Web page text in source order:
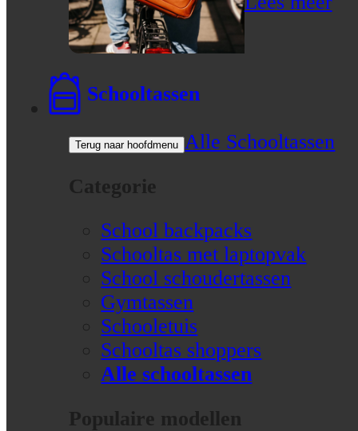
Schooltassen
Terug naar hoofdmenu Alle Schooltassen
Categorie
School backpacks
Schooltas met laptopvak
School schoudertassen
Gymtassen
Schooletuis
Schooltas shoppers
Alle schooltassen
Populaire modellen